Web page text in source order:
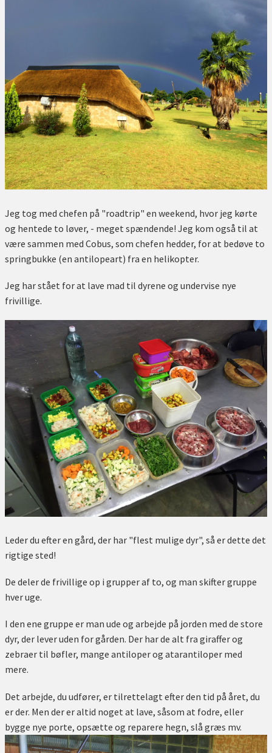
Jeg tog med chefen på "roadtrip" en weekend, hvor jeg kørte
og hentede to løver, - meget spændende! Jeg kom også til at
være sammen med Cobus, som chefen hedder, for at bedøve to
springbukke (en antilopeart) fra en helikopter.
Jeg har stået for at lave mad til dyrene og undervise nye
frivillige.
Leder du efter en gård, der har "flest mulige dyr", så er dette det
rigtige sted!
De deler de frivillige op i grupper af to, og man skifter gruppe
hver uge.
I den ene gruppe er man ude og arbejde på jorden med de store
dyr, der lever uden for gården. Der har de alt fra giraffer og
zebraer til bøfler, mange antiloper og atarantiloper med
mere.
Det arbejde, du udfører, er tilrettelagt efter den tid på året, du
er der. Men der er altid noget at lave, såsom at fodre, eller
bygge nye porte, opsætte og reparere hegn, slå græs mv.